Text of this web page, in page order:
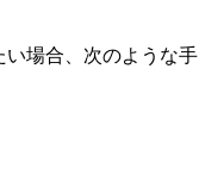
場合、次のような手